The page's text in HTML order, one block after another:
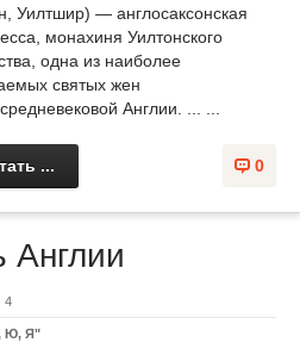
Уилтшир) — англосаксонская
монахиня Уилтонского
одна из наиболее
святых жен
Англии. ... ...
0
...
Англии
4
Ю, Я"